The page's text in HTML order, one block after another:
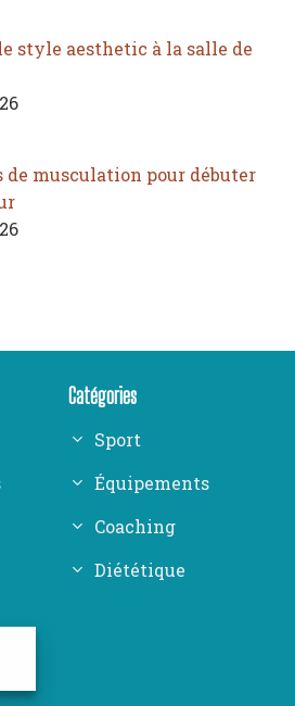
style aesthetic à la salle de
de musculation pour débuter
Catégories
Sport
Équipements
Coaching
Diététique